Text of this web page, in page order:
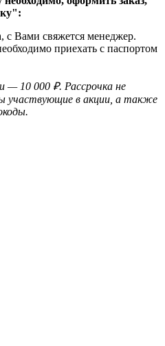
с Вами свяжется менеджер.
приехать с паспортом
— 10 000 ₽. Рассрочка не
участвующие в акции, а также